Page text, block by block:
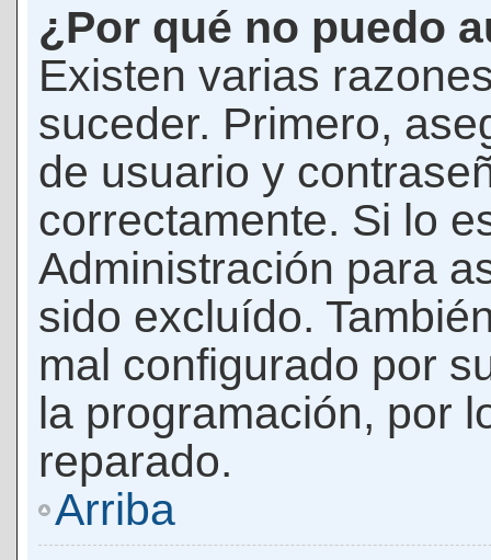
¿Por qué no puedo
Existen varias
suceder. Primero,
de usuario y
correctamente. Si lo
Administración para
sido excluído.
mal configurado por
la programación, por
reparado.
Arriba